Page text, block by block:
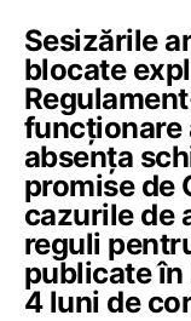
Sesizările
blocate
funcționare
absența
promise de
cazurile de
reguli
publicate
4 luni de